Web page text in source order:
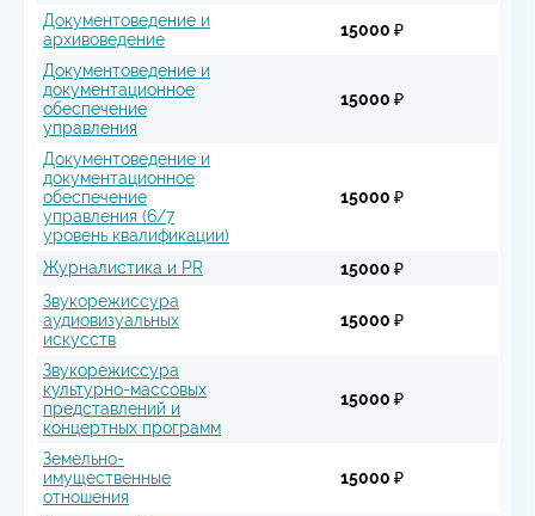
Документоведение и
архивоведение
15000 ₽
Документоведение и
документационное
обеспечение
управления
15000 ₽
Документоведение и
документационное
обеспечение
управления (6/7
уровень квалификации)
15000 ₽
Журналистика и PR
15000 ₽
Звукорежиссура
аудиовизуальных
искусств
15000 ₽
Звукорежиссура
культурно-массовых
представлений и
концертных программ
15000 ₽
Земельно-
имущественные
отношения
15000 ₽